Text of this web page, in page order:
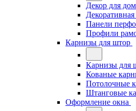
Декор для
Панели
Профили
Карнизы для штор
Карнизы для
Кованые
Потолочные
Штанговые
Оформление окна